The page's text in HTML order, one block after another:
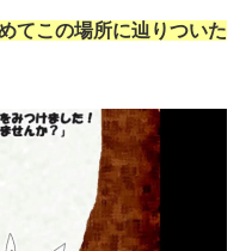
てこの場所に辿りついた